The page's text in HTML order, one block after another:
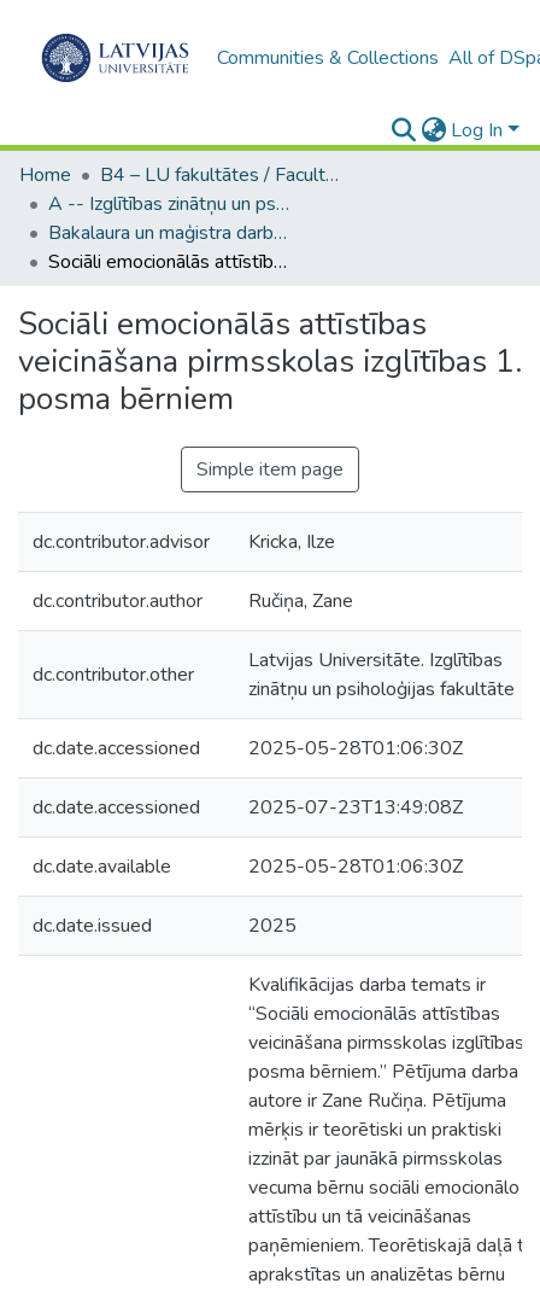
Communities & Collections All of
Log In
Home
B4 – LU fakultātes / Faculties of the UL
A -- Izglītības zinātņu un psiholoģijas fakultāte / Faculty of Education Sciences and Psychology
Bakalaura un maģistra darbi (PPMF) / Bachelor's and Master's theses
Sociāli emocionālās attīstības veicināšana pirmsskolas izglītības 1. posma bērniem
Sociāli emocionālās attīstības
veicināšana pirmsskolas izglītības 1.
posma bērniem
Simple item page
dc.contributor.advisor Kricka, Ilze
dc.contributor.author Ručiņa, Zane
dc.contributor.other
Latvijas Universitāte. Izglītības
zinātņu un psiholoģijas fakultāte
dc.date.accessioned 2025-05-28T01:06:30Z
dc.date.accessioned 2025-07-23T13:49:08Z
dc.date.available 2025-05-28T01:06:30Z
dc.date.issued 2025
Kvalifikācijas darba temats ir
“Sociāli emocionālās attīstības
veicināšana pirmsskolas izglītības
posma bērniem.” Pētījuma darba
autore ir Zane Ručiņa. Pētījuma
mērķis ir teorētiski un praktiski
izzināt par jaunākā pirmsskolas
vecuma bērnu sociāli emocionālo
attīstību un tā veicināšanas
paņēmieniem. Teorētiskajā daļā
aprakstītas un analizētas bērnu